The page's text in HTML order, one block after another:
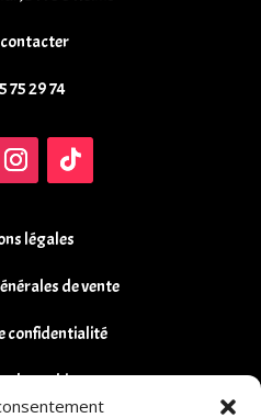
75 29 74
légales
de vente
confidentialité
de cookies